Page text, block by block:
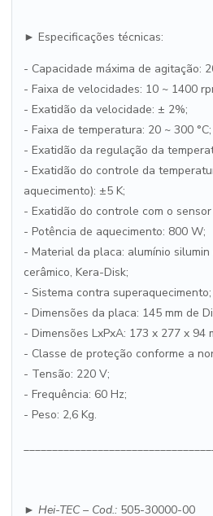
► Especificações técnicas:
- Capacidade máxima de agitação:
- Faixa de velocidades: 10 ~ 1400
- Exatidão da velocidade: ± 2%;
- Faixa de temperatura: 20 ~ 300 °C;
- Exatidão da regulação da
- Exatidão do controle da
aquecimento): ±5 K;
- Exatidão do controle com o sensor
- Potência de aquecimento: 800 W;
- Material da placa: alumínio
cerâmico, Kera-Disk;
- Sistema contra superaquecimento;
- Dimensões da placa: 145 mm de
- Dimensões LxPxA: 173 x 277 x 94
- Classe de proteção conforme a
- Tensão: 220 V;
- Frequência: 60 Hz;
- Peso: 2,6 Kg.
► Hei-TEC– Cod.: 505-30000-00